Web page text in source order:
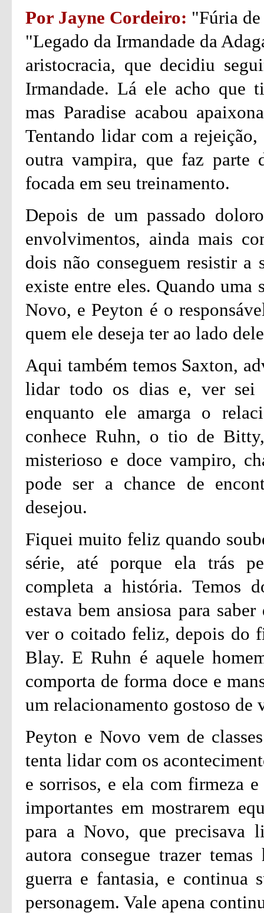
Por Jayne Cordeiro: "Fúria
"Legado da Irmandade da
aristocracia, que decidiu
Irmandade. Lá ele acho que
mas Paradise acabou
Tentando lidar com a
outra vampira, que faz parte
focada em seu treinamento.
Depois de um passado
envolvimentos, ainda mais
dois não conseguem resistir a
existe entre eles. Quando
Novo, e Peyton é o
quem ele deseja ter ao lado
Aqui também temos Saxton,
lidar todo os dias e, ver sei
enquanto ele amarga o
conhece Ruhn, o tio de
misterioso e doce vampiro,
pode ser a chance de
desejou.
Fiquei muito feliz quando
série, até porque ela trás
completa a história. Temos
estava bem ansiosa para
ver o coitado feliz, depois do
Blay. E Ruhn é aquele
comporta de forma doce e
um relacionamento gostoso de
Peyton e Novo vem de
tenta lidar com os
e sorrisos, e ela com firmeza
importantes em mostrarem
para a Novo, que precisava
autora consegue trazer
guerra e fantasia, e continua
personagem. Vale apena